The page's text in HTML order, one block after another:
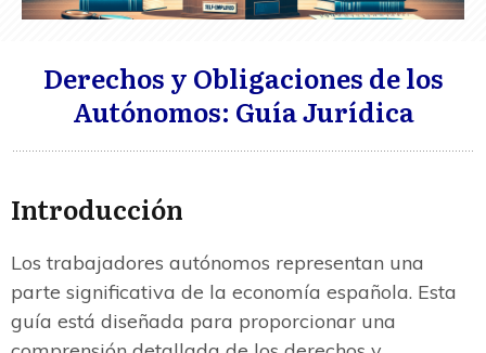
Derechos y Obligaciones de los
Autónomos: Guía Jurídica
Introducción
Los trabajadores autónomos representan una
parte significativa de la economía española. Esta
guía está diseñada para proporcionar una